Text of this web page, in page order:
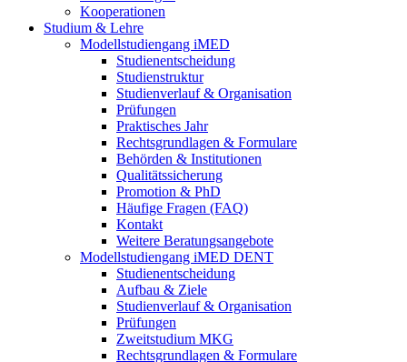
Kooperationen
Studium & Lehre
Modellstudiengang iMED
Studienentscheidung
Studienstruktur
Studienverlauf & Organisation
Prüfungen
Praktisches Jahr
Rechtsgrundlagen & Formulare
Behörden & Institutionen
Qualitätssicherung
Promotion & PhD
Häufige Fragen (FAQ)
Kontakt
Weitere Beratungsangebote
Modellstudiengang iMED DENT
Studienentscheidung
Aufbau & Ziele
Studienverlauf & Organisation
Prüfungen
Zweitstudium MKG
Rechtsgrundlagen & Formulare